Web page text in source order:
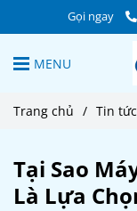
Gọi ngay
MENU
Trang chủ / Tin
Tại Sao
Là Lựa